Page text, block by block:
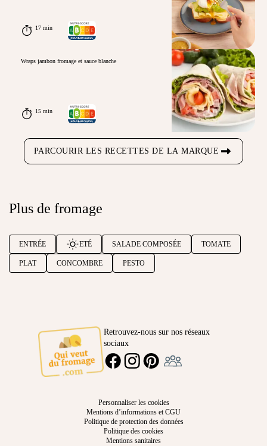
17 min
Wraps jambon fromage et sauce blanche
15 min
PARCOURIR LES RECETTES DE LA MARQUE
Plus de fromage
ENTRÉE ETÉ SALADE COMPOSÉE TOMATE
PLAT CONCOMBRE PESTO
Retrouvez-nous sur nos réseaux
sociaux
FACEBOOKINSTAGRAMPINTEREST
Personnaliser les cookies
Mentions d’informations et CGU
Politique de protection des données
Politique des cookies
Mentions sanitaires